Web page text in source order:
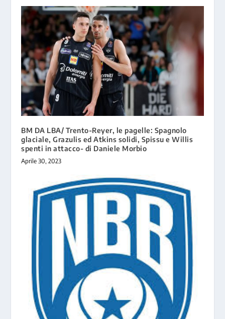
BM DA LBA/ Trento-Reyer, le pagelle: Spagnolo
glaciale, Grazulis ed Atkins solidi, Spissu e Willis
spenti in attacco- di Daniele Morbio
Aprile 30, 2023